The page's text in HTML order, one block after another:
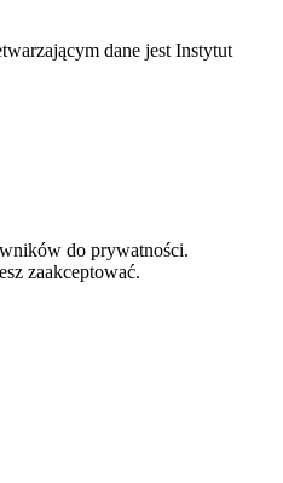
dane jest Instytut
do prywatności.
zaakceptować.